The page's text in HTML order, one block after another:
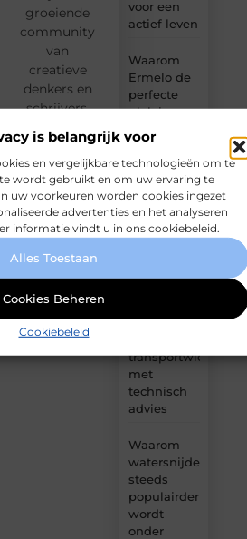
is belangrijk voor
en vergelijkbare technologieën om te
wordt gebruikt en om uw ervaring te
uw voorkeuren worden cookies ingezet
advertenties en het analyseren
informatie vindt u in ons cookiebeleid.
Alles Toestaan
Cookies Beheren
Cookiebeleid
voor een
actief leven
Waarom
Ermelo de
perfecte
plek is voor
Hoe
detachering
bij
woningcorporaties
Leverancier
transportwielen
met
technisch
advies
Waarom
watersnijden
steeds
populairder
wordt
onder
groeiende
community
van
creatieve
denkers en
schrijvers.
Start
vandaag
nog met
bloggen!
Begin hier
publiceren